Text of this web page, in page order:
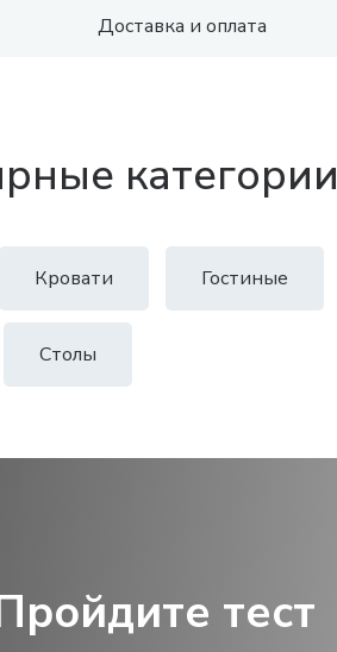
Доставка и оплата
категории
Кровати Гостиные
Столы
тест